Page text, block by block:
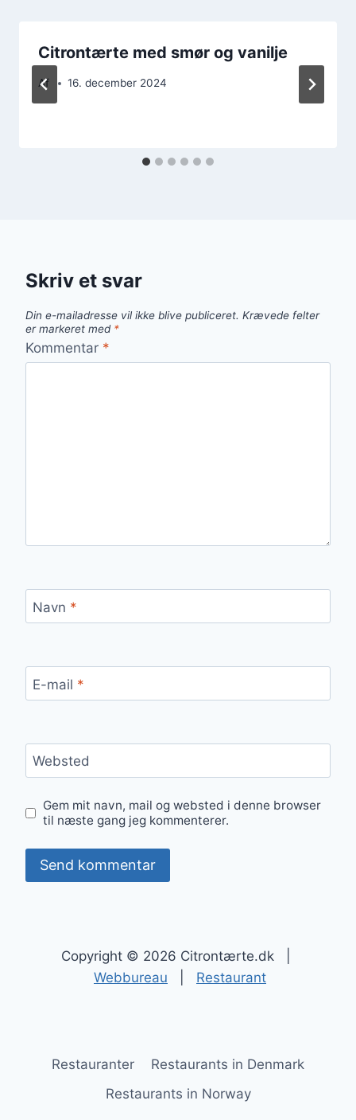
Citrontærte med smør og vanilje
Af 16. december 2024
Skriv et svar
Din e-mailadresse vil ikke blive publiceret. Krævede felter
er markeret med *
Kommentar *
Navn *
E-mail *
Websted
Gem mit navn, mail og websted i denne browser
til næste gang jeg kommenterer.
Copyright © 2026 Citrontærte.dk |
Webbureau
Restaurant
Restauranter
Restaurants in Denmark
Restaurants in Norway